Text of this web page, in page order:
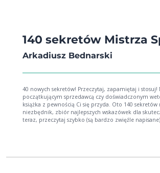
140 sekretów Mistrza
Arkadiusz Bednarski
40 nowych sekretów! Przeczytaj, zapamiętaj i stosuj! Nie ma znaczenia, czy jesteś
początkującym sprzedawcą czy doświadczonym
książka z pewnością Ci się przyda. Oto 140 sekretów
niezbędnik, zbiór najlepszych wskazówek dla
teraz, przeczytaj szybko (są bardzo zwięźle
mi właśnie brakowało!". To właśnie ona - wiedza